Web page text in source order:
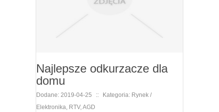
Najlepsze odkurzacze dla
domu
Dodane: 2019-04-25 ::
Kategoria: Rynek /
Elektronika, RTV, AGD